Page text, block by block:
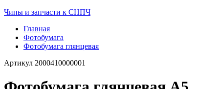
Чипы и запчасти к СНПЧ
Главная
Фотобумага
Фотобумага глянцевая
Артикул 2000410000001